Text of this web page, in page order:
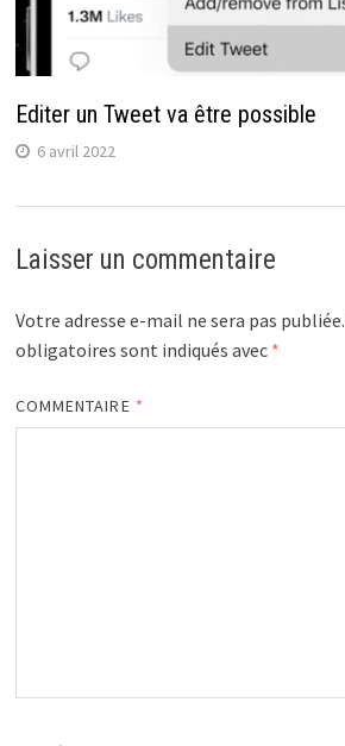
Editer un Tweet va être possible
6 avril 2022
Laisser un commentaire
Votre adresse e-mail ne sera pas publiée.
obligatoires sont indiqués avec *
COMMENTAIRE *